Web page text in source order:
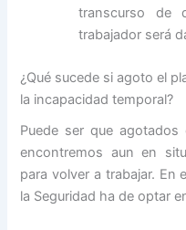
transcurso de
trabajador será
¿Qué sucede si agoto el
la incapacidad temporal?
Puede ser que
encontremos aun en
para volver a trabajar. En
la Seguridad ha de optar